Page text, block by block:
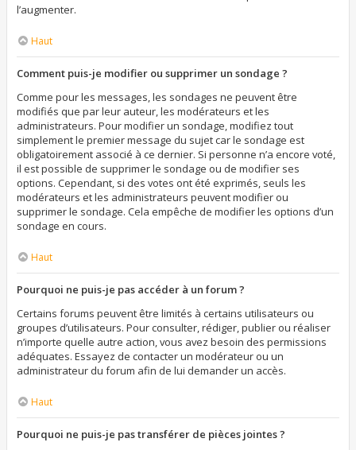
l’augmenter.
Haut
Comment puis-je modifier ou supprimer un sondage ?
Comme pour les messages, les sondages ne peuvent être
modifiés que par leur auteur, les modérateurs et les
administrateurs. Pour modifier un sondage, modifiez tout
simplement le premier message du sujet car le sondage est
obligatoirement associé à ce dernier. Si personne n’a encore voté,
il est possible de supprimer le sondage ou de modifier ses
options. Cependant, si des votes ont été exprimés, seuls les
modérateurs et les administrateurs peuvent modifier ou
supprimer le sondage. Cela empêche de modifier les options d’un
sondage en cours.
Haut
Pourquoi ne puis-je pas accéder à un forum ?
Certains forums peuvent être limités à certains utilisateurs ou
groupes d’utilisateurs. Pour consulter, rédiger, publier ou réaliser
n’importe quelle autre action, vous avez besoin des permissions
adéquates. Essayez de contacter un modérateur ou un
administrateur du forum afin de lui demander un accès.
Haut
Pourquoi ne puis-je pas transférer de pièces jointes ?